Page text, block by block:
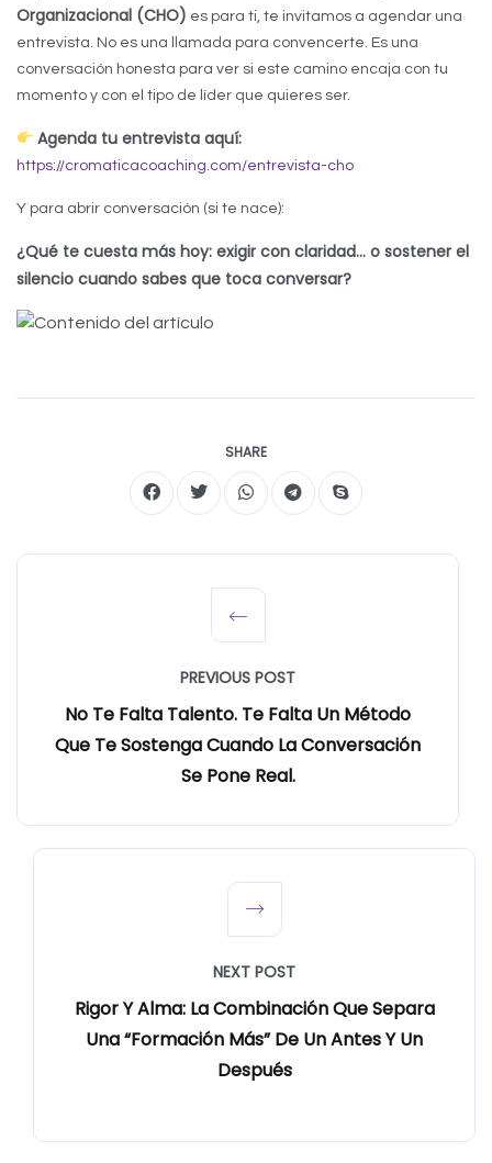
Organizacional (CHO) es para ti, te invitamos a agendar una
entrevista. No es una llamada para convencerte. Es una
conversación honesta para ver si este camino encaja con tu
momento y con el tipo de líder que quieres ser.
Agenda tu entrevista aquí:
https://cromaticacoaching.com/entrevista-cho
Y para abrir conversación (si te nace):
¿Qué te cuesta más hoy: exigir con claridad… o sostener el
silencio cuando sabes que toca conversar?
SHARE
PREVIOUS POST
No Te Falta Talento. Te Falta Un Método
Que Te Sostenga Cuando La Conversación
Se Pone Real.
NEXT POST
Rigor Y Alma: La Combinación Que Separa
Una “formación Más” De Un Antes Y Un
Después